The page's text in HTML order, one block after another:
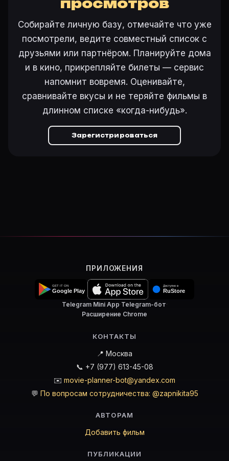
просмотров
Собирайте личную базу, отмечайте что уже
посмотрели, ведите совместный список с
друзьями или партнёром. Планируйте дома
и в кино, прикрепляйте билеты — сервис
напомнит вовремя. Оценивайте,
сравнивайте вкусы и не теряйте фильмы в
длинном списке «когда-нибудь».
Зарегистрироваться
ПРИЛОЖЕНИЯ
Telegram Mini App·Telegram-бот·
Расширение Chrome
КОНТАКТЫ
📍 Москва
📞 +7 (977) 613-45-08
✉️ movie-planner-bot@yandex.com
💬 По вопросам сотрудничества: @zapnikita95
АВТОРАМ
Добавить фильм
ПУБЛИКАЦИИ